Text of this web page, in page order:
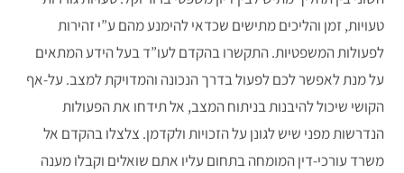
טעויות, זמן והליכים מתישים שכדאי להימנע מהם ע”י זהירות
לפעולות המשפטיות. התקשרו בהקדם לעו”ד בעל הידע המתאים
על מנת לאפשר לכם לפעול בדרך הנכונה והמדויקת למצב. על-אף
הקושי שיכול להיבנות בניתוח המצב, אל תידחו את הפעולות
הנדרשות מפני שיש לגונן על הזכויות ולקדמן. צלצלו בהקדם אל
משרד עורכי-דין המומחה בתחום עליו אתם שואלים וקבלו מענה